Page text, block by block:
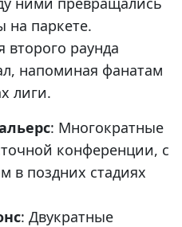
на паркете.
второго раунда
напоминая фанатам
лиги.
: Многократные
конференции, с
в поздних стадиях
: Двукратные